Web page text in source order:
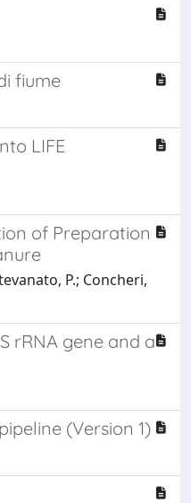
fiume
LIFE
of Preparation
P.; Concheri,
rRNA gene and a
(Version 1)